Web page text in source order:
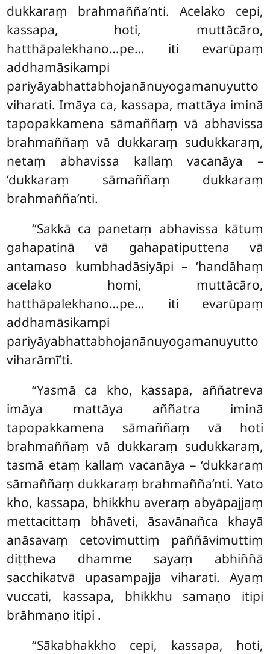
dukkaraṃ brahmañña’nti. Acelako cepi,
kassapa, hoti, muttācāro,
hatthāpalekhano…pe… iti evarūpaṃ
addhamāsikampi
pariyāyabhattabhojanānuyogamanuyutto
viharati. Imāya ca, kassapa, mattāya iminā
tapopakkamena sāmaññaṃ vā abhavissa
brahmaññaṃ vā dukkaraṃ sudukkaraṃ,
netaṃ abhavissa kallaṃ vacanāya –
‘dukkaraṃ sāmaññaṃ dukkaraṃ
brahmañña’nti.
‘‘Sakkā ca panetaṃ abhavissa kātuṃ
gahapatinā vā gahapatiputtena vā
antamaso kumbhadāsiyāpi – ‘handāhaṃ
acelako homi, muttācāro,
hatthāpalekhano…pe… iti evarūpaṃ
addhamāsikampi
pariyāyabhattabhojanānuyogamanuyutto
viharāmī’ti.
‘‘Yasmā ca kho, kassapa, aññatreva
imāya mattāya aññatra iminā
tapopakkamena sāmaññaṃ vā hoti
brahmaññaṃ vā dukkaraṃ sudukkaraṃ,
tasmā etaṃ kallaṃ vacanāya – ‘dukkaraṃ
sāmaññaṃ dukkaraṃ brahmañña’nti. Yato
kho, kassapa, bhikkhu averaṃ abyāpajjaṃ
mettacittaṃ bhāveti, āsavānañca khayā
anāsavaṃ cetovimuttiṃ paññāvimuttiṃ
diṭṭheva dhamme sayaṃ abhiññā
sacchikatvā upasampajja viharati. Ayaṃ
vuccati, kassapa, bhikkhu samaṇo itipi
brāhmaṇo itipi .
‘‘Sākabhakkho cepi, kassapa, hoti,